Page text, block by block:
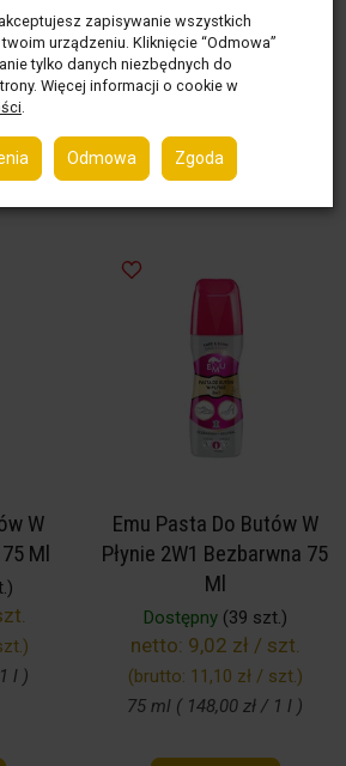
)
l )
netto:11,33 zł / szt.
(brutto:13,93 zł / szt.
50 ml ( 278,60 zł / 1 l )
Do koszyka
W
Ml
)
l )
Emu Pasta Do Butów W
Płynie 2W1 Bezbarwna 75
Ml
Dostępny(39 szt.)
netto: 9,02 zł / szt.
(brutto: 11,10 zł / szt.)
75 ml ( 148,00 zł / 1 l )
zapisywanie wszystkich
urządzeniu. Kliknięcie “Odmowa”
tylko danych niezbędnych do
Więcej informacji o cookie w
Odmowa Zgoda